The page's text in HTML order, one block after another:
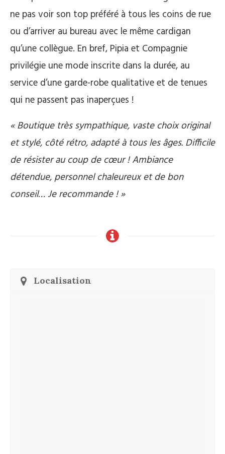
ne pas voir son top préféré à tous les coins de rue
ou d’arriver au bureau avec le même cardigan
qu’une collègue. En bref, Pipia et Compagnie
privilégie une mode inscrite dans la durée, au
service d’une garde-robe qualitative et de tenues
qui ne passent pas inaperçues !
« Boutique très sympathique, vaste choix original
et stylé, côté rétro, adapté à tous les âges. Difficile
de résister au coup de cœur ! Ambiance
détendue, personnel chaleureux et de bon
conseil… Je recommande ! »
Localisation